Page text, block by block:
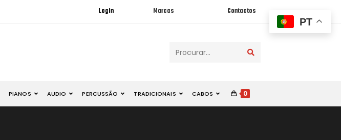
Login Marcas Contactos
Procurar...
PIANOS AUDIO PERCUSSÃO TRADICIONAIS CABOS 0
PT